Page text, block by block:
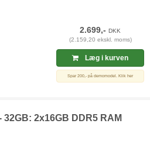
2.699,-DKK
(2.159,20 ekskl. moms)
Læg i kurven
Spar 200,- på demomodel. Klik her
2x16GB DDR5 RAM